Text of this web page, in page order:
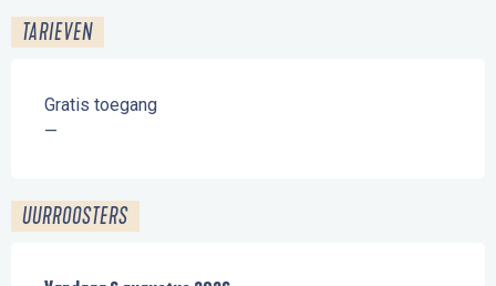
TARIEVEN
Gratis toegang
—
UURROOSTERS